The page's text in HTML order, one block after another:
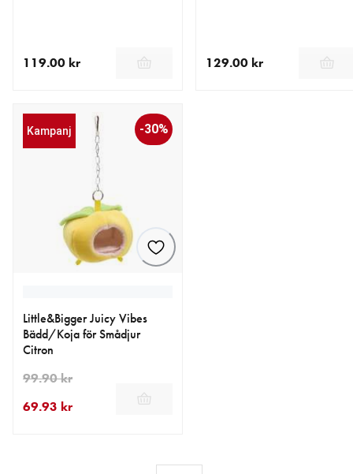
119.00 kr 129.00 kr
Kampanj -30%
Little&Bigger Juicy Vibes
Bädd/Koja för Smådjur
Citron
69.93 kr
99.90 kr